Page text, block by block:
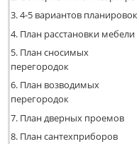
3. 4-5 вариантов планировок
4. План расстановки мебели
5. План сносимых
перегородок
6. План возводимых
перегородок
7. План дверных проемов
8. План сантехприборов